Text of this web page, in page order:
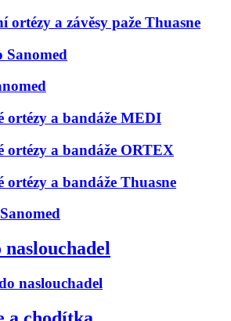
ortézy a závěsy paže Thuasne
Sanomed
ortézy a bandáže MEDI
ortézy a bandáže ORTEX
ortézy a bandáže Thuasne
naslouchadel